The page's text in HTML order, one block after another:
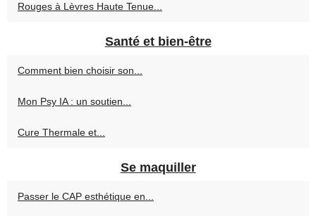
Rouges à Lèvres Haute Tenue...
Santé et bien-être
Comment bien choisir son...
Mon Psy IA : un soutien...
Cure Thermale et...
Se maquiller
Passer le CAP esthétique en...